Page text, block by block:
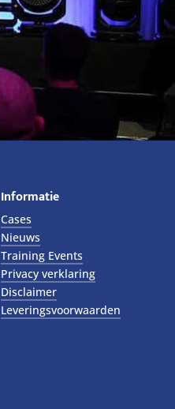
Informatie
Cases
Nieuws
Training Events
Privacy verklaring
Disclaimer
Leveringsvoorwaarden